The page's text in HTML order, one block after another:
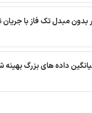
بدون مبدل تک فاز با